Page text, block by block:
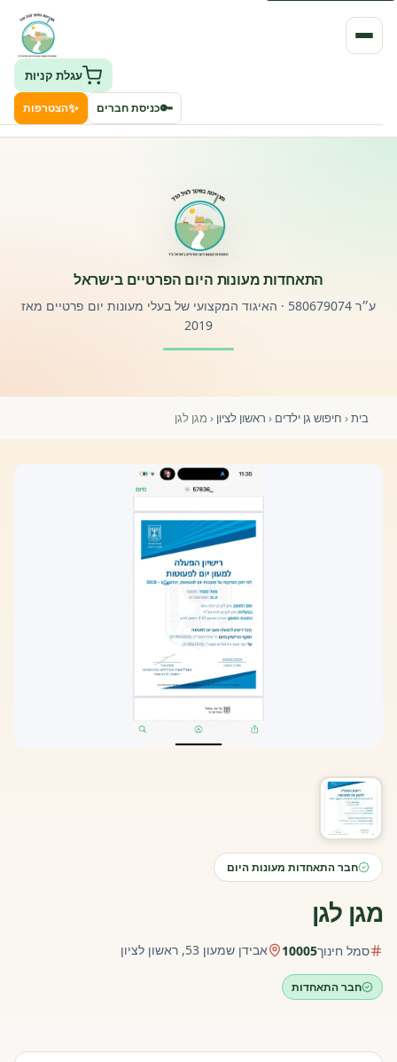
רישוי וחקיקה
פורטל לוח מודעות דרושים עובדים
עגלת קניות
🔑כניסת חברים ✨הצטרפות
התאחדות מעונות היום הפרטיים בישראל
ע״ר 580679074 · האיגוד המקצועי של בעלי מעונות יום פרטיים מאז
2019
בית‹ חיפוש גן ילדים ‹ ראשון לציון ‹ מגן לגן
חבר התאחדות מעונות היום
מגן לגן
סמל חינוך10005 אבידן שמעון 53, ראשון לציון
חבר התאחדות